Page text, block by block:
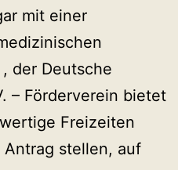
mit einer
der Deutsche
– Förderverein bietet
Freizeiten
stellen, auf